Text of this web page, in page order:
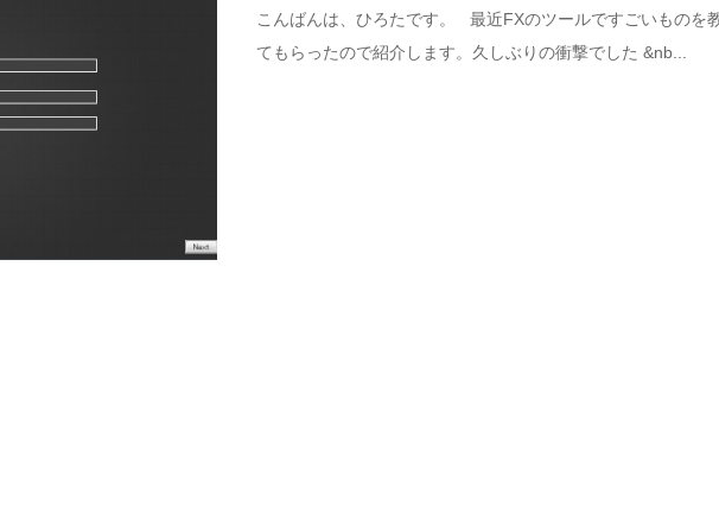
こんばんは、ひろたです。 最近FXのツールですごいものを
てもらったので紹介します。久しぶりの衝撃でした &nb...